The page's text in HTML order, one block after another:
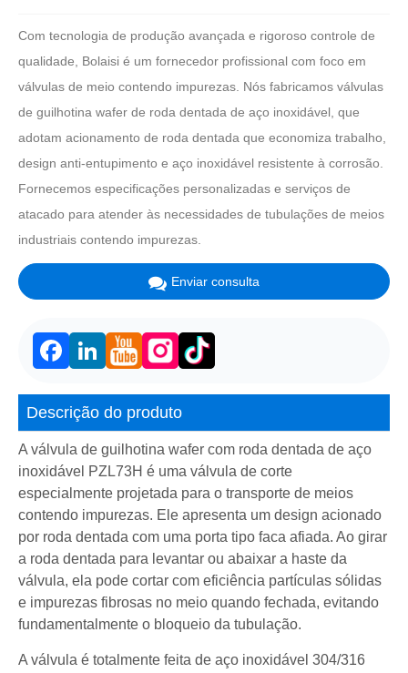
Com tecnologia de produção avançada e rigoroso controle de
qualidade, Bolaisi é um fornecedor profissional com foco em
válvulas de meio contendo impurezas. Nós fabricamos válvulas
de guilhotina wafer de roda dentada de aço inoxidável, que
adotam acionamento de roda dentada que economiza trabalho,
design anti-entupimento e aço inoxidável resistente à corrosão.
Fornecemos especificações personalizadas e serviços de
atacado para atender às necessidades de tubulações de meios
industriais contendo impurezas.
Enviar consulta
FacebookLinkedIn
Descrição do produto
A válvula de guilhotina wafer com roda dentada de aço
inoxidável PZL73H é uma válvula de corte
especialmente projetada para o transporte de meios
contendo impurezas. Ele apresenta um design acionado
por roda dentada com uma porta tipo faca afiada. Ao girar
a roda dentada para levantar ou abaixar a haste da
válvula, ela pode cortar com eficiência partículas sólidas
e impurezas fibrosas no meio quando fechada, evitando
fundamentalmente o bloqueio da tubulação.
A válvula é totalmente feita de aço inoxidável 304/316